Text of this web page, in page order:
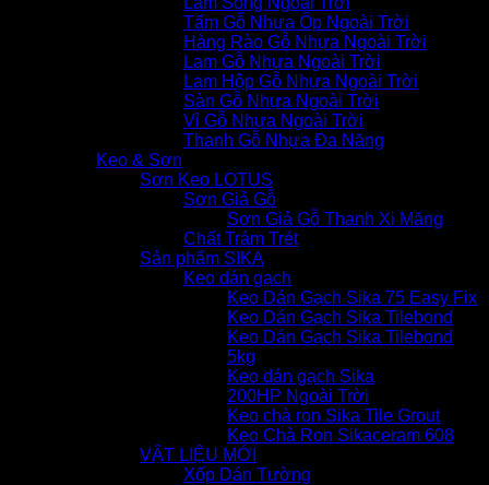
Tấm Gỗ Nhựa Ốp Ngoài Trời
Hàng Rào Gỗ Nhựa Ngoài Trời
Lam Gỗ Nhựa Ngoài Trời
Lam Hộp Gỗ Nhựa Ngoài Trời
Sàn Gỗ Nhựa Ngoài Trời
Vỉ Gỗ Nhựa Ngoài Trời
Thanh Gỗ Nhựa Đa Năng
Keo & Sơn
Sơn Keo LOTUS
Sơn Giả Gỗ
Sơn Giả Gỗ Thanh Xi Măng
Chất Trám Trét
Sản phẩm SIKA
Keo dán gạch
Keo Dán Gạch Sika 75 Easy Fix
Keo Dán Gạch Sika Tilebond
Keo Dán Gạch Sika Tilebond
5kg
Keo dán gạch Sika
200HP Ngoài Trời
Keo chà ron Sika Tile Grout
Keo Chà Ron Sikaceram 608
VẬT LIỆU MỚI
Xốp Dán Tường